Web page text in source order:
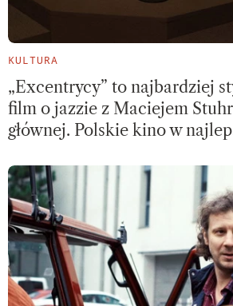
KULTURA
„Excentrycy” to najbardziej
film o jazzie z Maciejem
głównej. Polskie kino w